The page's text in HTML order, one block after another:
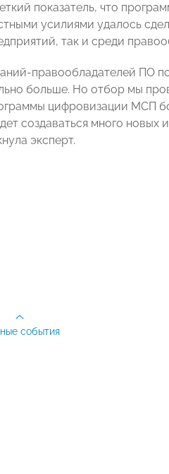
показатель, что
усилиями удалось
так и среди
правообладателей ПО
больше. Но отбор мы
цифровизации МСП
создаваться много
эксперт.
события